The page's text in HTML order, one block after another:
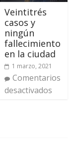
Veintitrés
casos y
ningún
fallecimiento
en la ciudad
1 marzo, 2021
Comentarios
desactivados